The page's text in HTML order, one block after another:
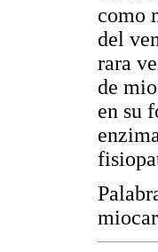
como
del
rara
de
en su